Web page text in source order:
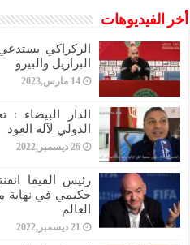
أخر الفيديوهات
البرازيل والبيرو
14 مارس,2023
الدار البيضاء :
الدولي لآلة العود
26 ديسمبر,2022
رئيس الفيفا
حكيمي في نهاية
العالم
21 ديسمبر,2022